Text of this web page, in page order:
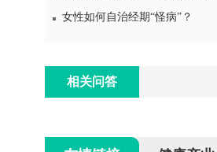
女性如何自治经期“怪病”？
相关问答